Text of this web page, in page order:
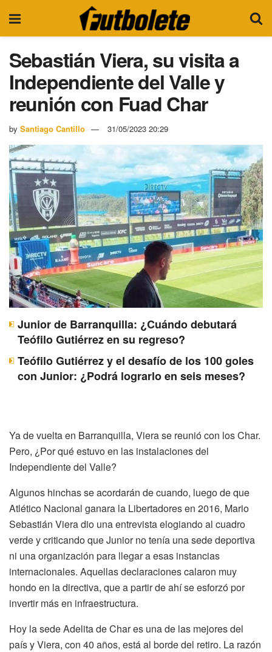
Sebastián Viera, su visita a
Independiente del Valle y
reunión con Fuad Char
by Santiago Cantillo 31/05/2023 20:29
Junior de Barranquilla: ¿Cuándo debutará
Teófilo Gutiérrez en su regreso?
Teófilo Gutiérrez y el desafío de los 100 goles
con Junior: ¿Podrá lograrlo en seis meses?
Ya de vuelta en Barranquilla, Viera se reunió con los Char.
Pero, ¿Por qué estuvo en las instalaciones del
Independiente del Valle?
Algunos hinchas se acordarán de cuando, luego de que
Atlético Nacional ganara la Libertadores en 2016, Mario
Sebastián Viera dio una entrevista elogiando al cuadro
verde y criticando que Junior no tenía una sede deportiva
ni una organización para llegar a esas instancias
internacionales. Aquellas declaraciones calaron muy
hondo en la directiva, que a partir de ahí se esforzó por
invertir más en infraestructura.
Hoy la sede Adelita de Char es una de las mejores del
país y Viera, con 40 años, está al borde del retiro. La razón